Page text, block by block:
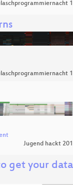
Jugend hackt
get your data